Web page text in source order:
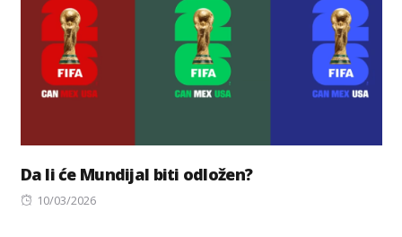
Da li će Mundijal biti odložen?
Posted
10/03/2026